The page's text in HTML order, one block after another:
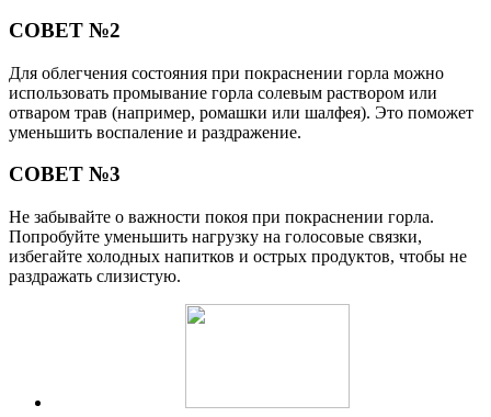
СОВЕТ №2
Для облегчения состояния при покраснении горла можно
использовать промывание горла солевым раствором или
отваром трав (например, ромашки или шалфея). Это поможет
уменьшить воспаление и раздражение.
СОВЕТ №3
Не забывайте о важности покоя при покраснении горла.
Попробуйте уменьшить нагрузку на голосовые связки,
избегайте холодных напитков и острых продуктов, чтобы не
раздражать слизистую.